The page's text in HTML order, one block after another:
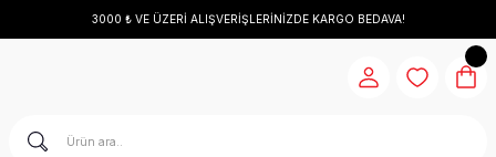
3000 ₺ VE ÜZERİ ALIŞVERİŞLERİNİZDE KARGO BEDAVA!